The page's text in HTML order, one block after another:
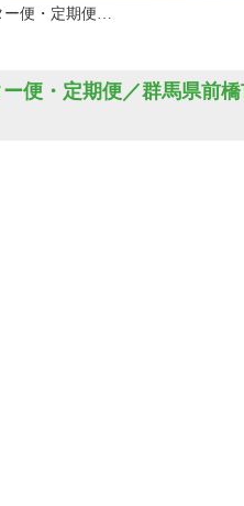
ー便・定期便…
便・定期便／群馬県前